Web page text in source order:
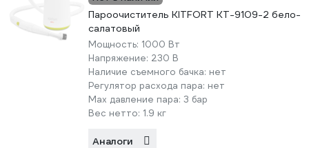
Пароочиститель KITFORT КТ-9109-2 бело-
салатовый
Мощность: 1000 Вт
Напряжение: 230 В
Наличие съемного бачка: нет
Регулятор расхода пара: нет
Max давление пара: 3 бар
Вес нетто: 1.9 кг
Аналоги